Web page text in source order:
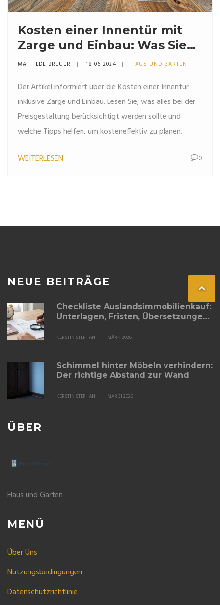
Kosten einer Innentür mit
Zarge und Einbau: Was Sie
wissen sollten
MATHILDE BREUER 18 06 2024 HAUS UND GARTEN
Der Artikel informiert über die Kosten einer Innentür
inklusive Zarge und Einbau. Lesen Sie, was alles bei der
Preisgestaltung berücksichtigt werden sollte und
welche Tipps helfen, um kosteneffektiv zu planen.
WEITERLESEN 0
NEUE BEITRÄGE
Checkliste Auslandsimmobilienkauf:
Unterlagen, Fristen, Übersetzungen
KERSTIN STEPHAN MÄR 4 2026
Schimmel hinter Möbeln verhindern:
Der richtige Abstand zur Wand
KERSTIN STEPHAN MÄR 31 2026
ÜBER
Haus und Garten
MENÜ
Über Uns
Nutzungsbedingungen
Datenschutzrichtlinie